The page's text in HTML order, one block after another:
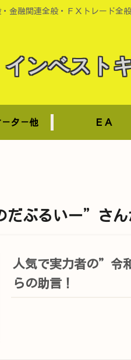
金融関連全般・ＦＸトレード全
インベスト
タ－他 ＥＡ
ぶるいー”さん
人気で実力者の”令
らの助言！